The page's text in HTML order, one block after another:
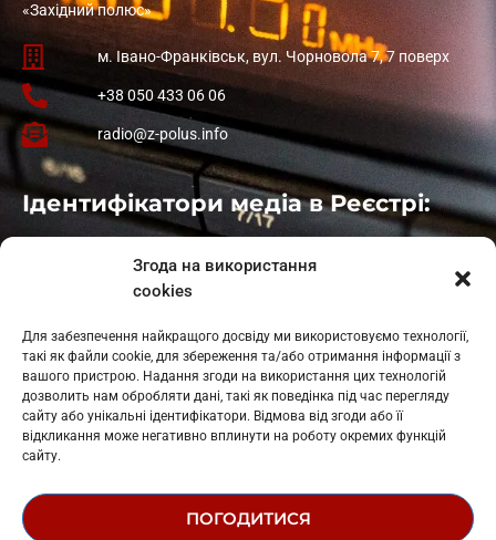
Згода на використання
cookies
Для забезпечення найкращого досвіду ми використовуємо технології,
такі як файли cookie, для збереження та/або отримання інформації з
вашого пристрою. Надання згоди на використання цих технологій
дозволить нам обробляти дані, такі як поведінка під час перегляду
сайту або унікальні ідентифікатори. Відмова від згоди або її
відкликання може негативно вплинути на роботу окремих функцій
сайту.
ПОГОДИТИСЯ
«Західний полюс»
м. Івано-Франківськ, вул. Чорновола 7, 7 поверх
+38 050 433 06 06
radio@z-polus.info
Ідентифікатори медіа в Реєстрі:
: L11-01410
: L11-01801
Косів: L11-01805
Гарасимів: L11-02274